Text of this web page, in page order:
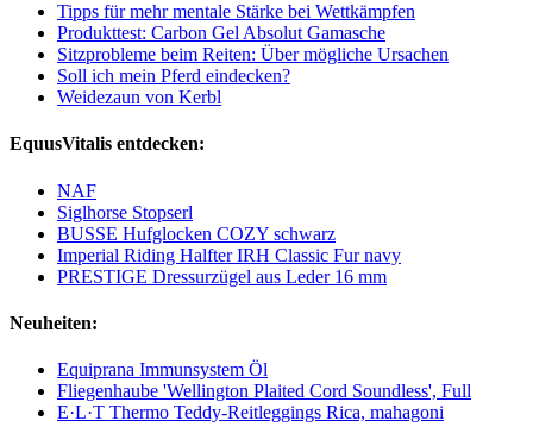
Tipps für mehr mentale Stärke bei Wettkämpfen
Produkttest: Carbon Gel Absolut Gamasche
Sitzprobleme beim Reiten: Über mögliche Ursachen
Soll ich mein Pferd eindecken?
Weidezaun von Kerbl
EquusVitalis entdecken:
NAF
Siglhorse Stopserl
BUSSE Hufglocken COZY schwarz
Imperial Riding Halfter IRH Classic Fur navy
PRESTIGE Dressurzügel aus Leder 16 mm
Neuheiten:
Equiprana Immunsystem Öl
Fliegenhaube 'Wellington Plaited Cord Soundless', Full
E·L·T Thermo Teddy-Reitleggings Rica, mahagoni